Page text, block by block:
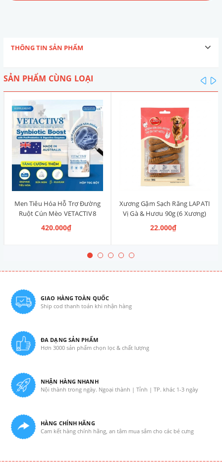
THÔNG TIN SẢN PHẨM
SẢN PHẨM CÙNG LOẠI
Men Tiêu Hóa Hỗ Trợ Đường
Ruột Cún Mèo VETACTIV8
Synbiotic Boost Úc 70g
420.000₫
Xương Gặm Sạch Răng LAPATI
Vị Gà & Hươu 90g (6 Xương)
22.000₫
GIAO HÀNG TOÀN QUỐC
Ship cod thanh toán khi nhận hàng
ĐA DẠNG SẢN PHẨM
Hơn 3000 sản phẩm chọn lọc & chất lượng
NHẬN HÀNG NHANH
Nội thành trong ngày. Ngoại thành | Tỉnh | TP. khác 1-3 ngày
HÀNG CHÍNH HÃNG
Cam kết hàng chính hãng, an tâm mua sắm cho các bé cưng